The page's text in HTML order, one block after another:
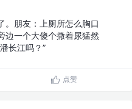
。朋友：上厕所怎么胸口
边一个大傻个撒着尿猛然
长江吗？”
点赞